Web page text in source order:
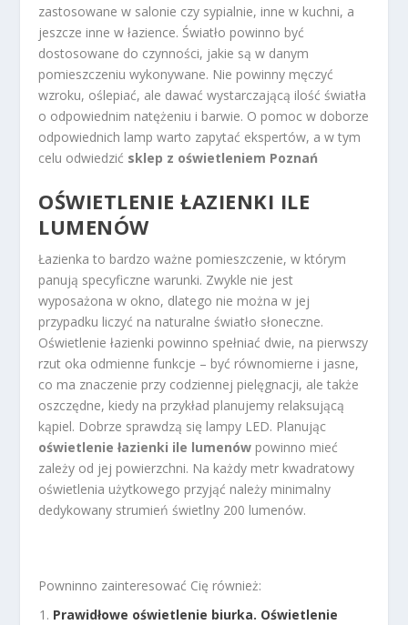
zastosowane w salonie czy sypialnie, inne w kuchni, a
jeszcze inne w łazience. Światło powinno być
dostosowane do czynności, jakie są w danym
pomieszczeniu wykonywane. Nie powinny męczyć
wzroku, oślepiać, ale dawać wystarczającą ilość światła
o odpowiednim natężeniu i barwie. O pomoc w doborze
odpowiednich lamp warto zapytać ekspertów, a w tym
celu odwiedzić sklep z oświetleniem Poznań
OŚWIETLENIE ŁAZIENKI ILE
LUMENÓW
Łazienka to bardzo ważne pomieszczenie, w którym
panują specyficzne warunki. Zwykle nie jest
wyposażona w okno, dlatego nie można w jej
przypadku liczyć na naturalne światło słoneczne.
Oświetlenie łazienki powinno spełniać dwie, na pierwszy
rzut oka odmienne funkcje – być równomierne i jasne,
co ma znaczenie przy codziennej pielęgnacji, ale także
oszczędne, kiedy na przykład planujemy relaksującą
kąpiel. Dobrze sprawdzą się lampy LED. Planując
oświetlenie łazienki ile lumenów powinno mieć
zależy od jej powierzchni. Na każdy metr kwadratowy
oświetlenia użytkowego przyjąć należy minimalny
dedykowany strumień świetlny 200 lumenów.
Powninno zainteresować Cię również:
Prawidłowe oświetlenie biurka. Oświetlenie